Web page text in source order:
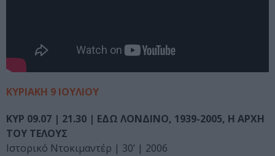
ΚΥΡΙΑΚΗ 9 ΙΟΥΛΙΟΥ
ΚΥΡ 09.07 | 21.30 | ΕΔΩ ΛΟΝΔΙΝΟ, 1939-2005, Η ΑΡΧΗ
ΤΟΥ ΤΕΛΟΥΣ
Ιστορικό Ντοκιμαντέρ | 30’ | 2006